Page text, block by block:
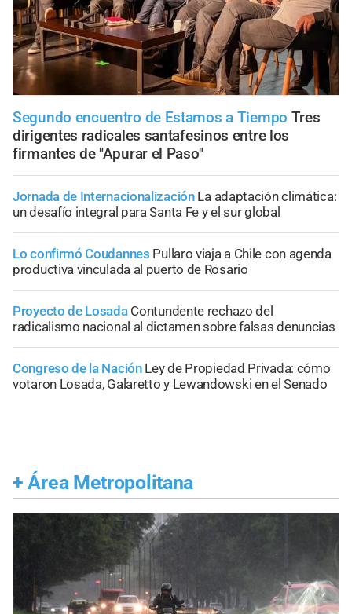
Segundo encuentro de Estamos a Tiempo Tres
dirigentes radicales santafesinos entre los
firmantes de "Apurar el Paso"
Jornada de Internacionalización La adaptación climática:
un desafío integral para Santa Fe y el sur global
Lo confirmó Coudannes Pullaro viaja a Chile con agenda
productiva vinculada al puerto de Rosario
Proyecto de Losada Contundente rechazo del
radicalismo nacional al dictamen sobre falsas denuncias
Congreso de la Nación Ley de Propiedad Privada: cómo
votaron Losada, Galaretto y Lewandowski en el Senado
+ Área Metropolitana